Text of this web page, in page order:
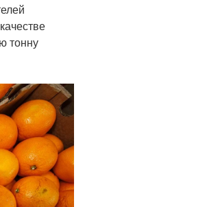
тонну